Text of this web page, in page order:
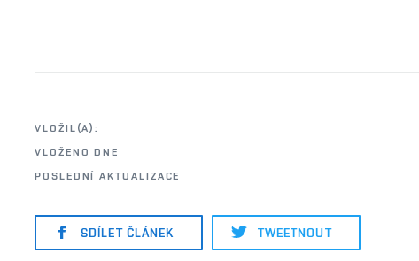
VLOŽIL(A):
VLOŽENO DNE
POSLEDNÍ AKTUALIZACE
SDÍLET ČLÁNEK TWEETNOUT